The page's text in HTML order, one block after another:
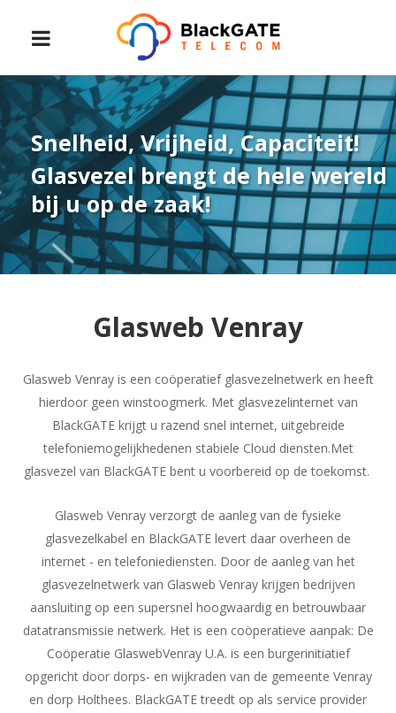
Snelheid, Vrijheid, Capaciteit!
Glasvezel brengt de hele wereld
bij u op de zaak!
Glasweb Venray
Glasweb Venray is een coöperatief glasvezelnetwerk en heeft
hierdoor geen winstoogmerk. Met glasvezelinternet van
BlackGATE krijgt u razend snel internet, uitgebreide
telefoniemogelijkhedenen stabiele Cloud diensten.Met
glasvezel van BlackGATE bent u voorbereid op de toekomst.
Glasweb Venray verzorgt de aanleg van de fysieke
glasvezelkabel en BlackGATE levert daar overheen de
internet - en telefoniediensten. Door de aanleg van het
glasvezelnetwerk van Glasweb Venray krijgen bedrijven
aansluiting op een supersnel hoogwaardig en betrouwbaar
datatransmissie netwerk. Het is een coöperatieve aanpak: De
Coöperatie GlaswebVenray U.A. is een burgerinitiatief
opgericht door dorps- en wijkraden van de gemeente Venray
en dorp Holthees. BlackGATE treedt op als service provider